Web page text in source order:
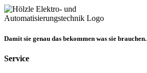
Damit sie genau das bekommen was sie brauchen.
Service